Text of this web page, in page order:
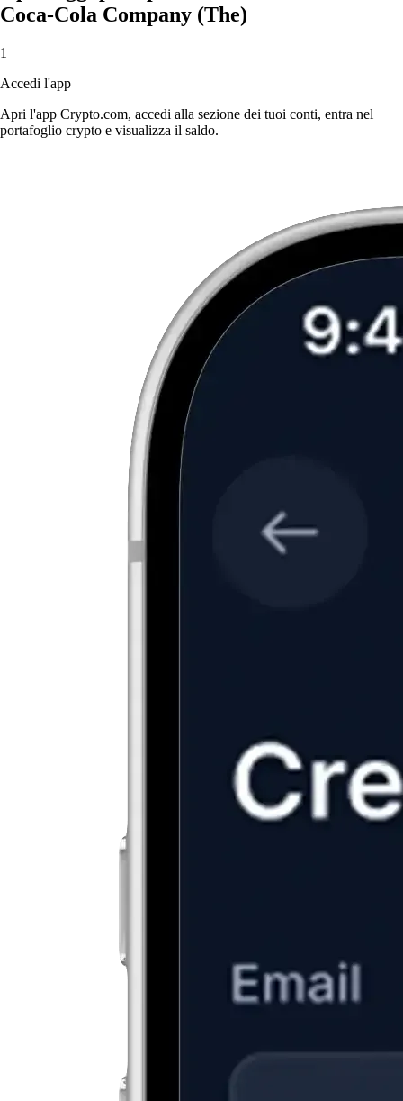
Coca-Cola Company (The)
1
Accedi l'app
Apri l'app Crypto.com, accedi alla sezione dei tuoi conti, entra nel
portafoglio crypto e visualizza il saldo.